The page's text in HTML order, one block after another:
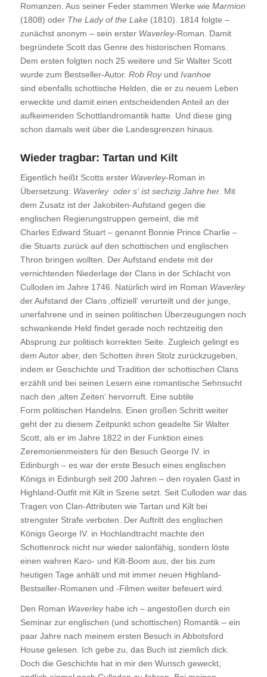
Romanzen. Aus seiner Feder stammen Werke wie Marmion
(1808) oder The Lady of the Lake (1810). 1814 folgte –
zunächst anonym – sein erster Waverley-Roman. Damit
begründete Scott das Genre des historischen Romans.
Dem ersten folgten noch 25 weitere und Sir Walter Scott
wurde zum Bestseller-Autor. Rob Royund Ivanhoe
sind ebenfalls schottische Helden, die er zu neuem Leben
erweckte und damit einen entscheidenden Anteil an der
aufkeimenden Schottlandromantik hatte. Und diese ging
schon damals weit über die Landesgrenzen hinaus.
Wieder tragbar: Tartan und Kilt
Eigentlich heißt Scotts erster Waverley-Roman in
Übersetzung: Waverley oder s‘ ist sechzig Jahre her. Mit
dem Zusatz ist der Jakobiten-Aufstand gegen die
englischen Regierungstruppen gemeint, die mit
Charles Edward Stuart – genannt Bonnie Prince Charlie –
die Stuarts zurück auf den schottischen und englischen
Thron bringen wollten. Der Aufstand endete mit der
vernichtenden Niederlage der Clans in der Schlacht von
Culloden im Jahre 1746. Natürlich wird im Roman Waverley
der Aufstand der Clans ‚offiziell‘ verurteilt und der junge,
unerfahrene und in seinen politischen Überzeugungen noch
schwankende Held findet gerade noch rechtzeitig den
Absprung zur politisch korrekten Seite. Zugleich gelingt es
dem Autor aber, den Schotten ihren Stolz zurückzugeben,
indem er Geschichte und Tradition der schottischen Clans
erzählt und bei seinen Lesern eine romantische Sehnsucht
nach den ‚alten Zeiten‘ hervorruft. Eine subtile
Form politischen Handelns. Einen großen Schritt weiter
geht der zu diesem Zeitpunkt schon geadelte Sir Walter
Scott, als er im Jahre 1822 in der Funktion eines
Zeremonienmeisters für den Besuch George IV. in
Edinburgh – es war der erste Besuch eines englischen
Königs in Edinburgh seit 200 Jahren – den royalen Gast in
Highland-Outfit mit Kilt in Szene setzt. Seit Culloden war das
Tragen von Clan-Attributen wie Tartan und Kilt bei
strengster Strafe verboten. Der Auftritt des englischen
Königs George IV. in Hochlandtracht machte den
Schottenrock nicht nur wieder salonfähig, sondern löste
einen wahren Karo- und Kilt-Boom aus, der bis zum
heutigen Tage anhält und mit immer neuen Highland-
Bestseller-Romanen und -Filmen weiter befeuert wird.
Den Roman Waverleyhabe ich – angestoßen durch ein
Seminar zur englischen (und schottischen) Romantik – ein
paar Jahre nach meinem ersten Besuch in Abbotsford
House gelesen. Ich gebe zu, das Buch ist ziemlich dick.
Doch die Geschichte hat in mir den Wunsch geweckt,